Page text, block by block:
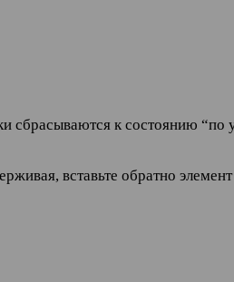
сбрасываются к состоянию
вставьте обратно